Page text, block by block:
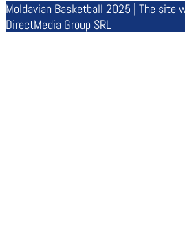
Moldavian Basketball 2025 | The site
DirectMedia Group SRL